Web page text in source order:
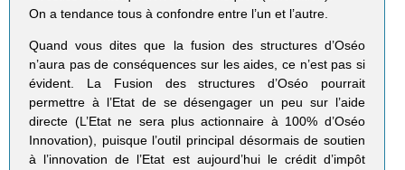
On a tendance tous à confondre entre l’un et l’autre.
Quand vous dites que la fusion des structures d’Oséo
n’aura pas de conséquences sur les aides, ce n’est pas si
évident. La Fusion des structures d’Oséo pourrait
permettre à l’Etat de se désengager un peu sur l’aide
directe (L’Etat ne sera plus actionnaire à 100% d’Oséo
Innovation), puisque l’outil principal désormais de soutien
à l’innovation de l’Etat est aujourd’hui le crédit d’impôt